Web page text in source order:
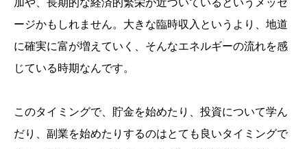
加や、長期的な経済的繁栄が近づいているというメッセ
ージかもしれません。大きな臨時収入というより、地道
に確実に富が増えていく、そんなエネルギーの流れを感
じている時期なんです。
このタイミングで、貯金を始めたり、投資について学ん
だり、副業を始めたりするのはとても良いタイミングで